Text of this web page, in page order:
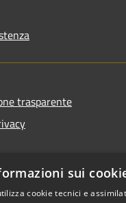
trasparente
accessibilitàsui
cookie tecnici e